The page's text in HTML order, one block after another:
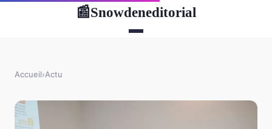
📰Snowdeneditorial
Accueil›Actu